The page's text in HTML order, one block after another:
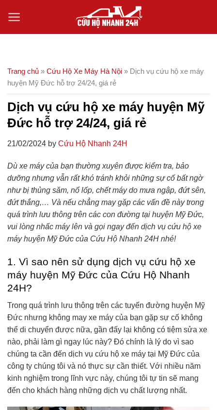
Trang chủ » Cứu Hộ Xe Máy Hà Nội » Dịch vụ cứu hộ xe máy
huyện Mỹ Đức hỗ trợ 24/24, giá rẻ
Dịch vụ cứu hộ xe máy huyện Mỹ
Đức hỗ trợ 24/24, giá rẻ
21/02/2024 by Cứu Hộ Nhanh 24H
Dù xe máy của bạn thường xuyên được kiểm tra, bảo
dưỡng nhưng vẫn rất khó tránh khỏi những sự cố bất ngờ
như bị thủng săm, nổ lốp, chết máy do mưa ngập, đứt sên,
đứt thắng,… Và nếu chẳng may gặp các vấn đề này trong
quá trình lưu thông trên các con đường tại huyện Mỹ Đức,
vui lòng nhấc máy lên và gọi ngay đến dịch vụ cứu hộ xe
máy huyện Mỹ Đức của Cứu Hộ Nhanh 24H nhé!
1. Vì sao nên sử dụng dịch vụ cứu hộ xe
máy huyện Mỹ Đức của Cứu Hộ Nhanh
24H?
Trong quá trình lưu thông trên các tuyến đường huyện Mỹ
Đức nhưng không may xe máy của bạn gặp sự cố không
thể di chuyển được nữa, gần đấy lại không có tiệm sửa xe
nào, phải làm gì ngay lúc này? Đó chính là lý do vì sao
chúng ta cần đến dịch vụ cứu hộ xe máy tại Mỹ Đức của
công ty chúng tôi và nó thực sự cần thiết. Với nhiều năm
kinh nghiệm trong lĩnh vực này, chúng tôi tự tin sẽ mang
đến cho khách hàng những dịch vụ chất lượng nhất.